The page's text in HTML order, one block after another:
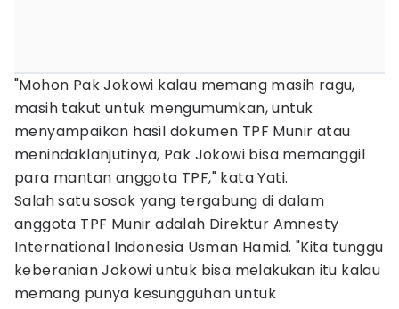
"Mohon Pak Jokowi kalau memang masih ragu,
masih takut untuk mengumumkan, untuk
menyampaikan hasil dokumen TPF Munir atau
menindaklanjutinya, Pak Jokowi bisa memanggil
para mantan anggota TPF," kata Yati.
Salah satu sosok yang tergabung di dalam
anggota TPF Munir adalah Direktur Amnesty
International Indonesia Usman Hamid. "Kita tunggu
keberanian Jokowi untuk bisa melakukan itu kalau
memang punya kesungguhan untuk